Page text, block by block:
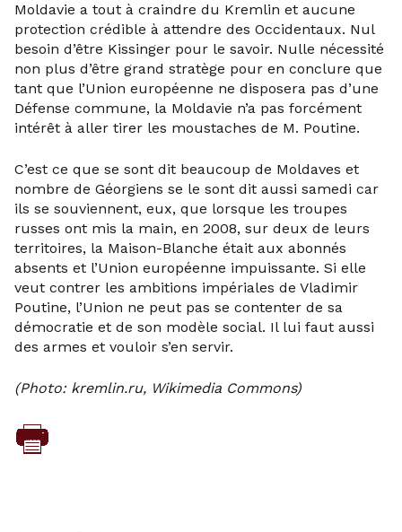
Moldavie a tout à craindre du Kremlin et aucune
protection crédible à attendre des Occidentaux. Nul
besoin d’être Kissinger pour le savoir. Nulle nécessité
non plus d’être grand stratège pour en conclure que
tant que l’Union européenne ne disposera pas d’une
Défense commune, la Moldavie n’a pas forcément
intérêt à aller tirer les moustaches de M. Poutine.
C’est ce que se sont dit beaucoup de Moldaves et
nombre de Géorgiens se le sont dit aussi samedi car
ils se souviennent, eux, que lorsque les troupes
russes ont mis la main, en 2008, sur deux de leurs
territoires, la Maison-Blanche était aux abonnés
absents et l’Union européenne impuissante. Si elle
veut contrer les ambitions impériales de Vladimir
Poutine, l’Union ne peut pas se contenter de sa
démocratie et de son modèle social. Il lui faut aussi
des armes et vouloir s’en servir.
(Photo: kremlin.ru, Wikimedia Commons)